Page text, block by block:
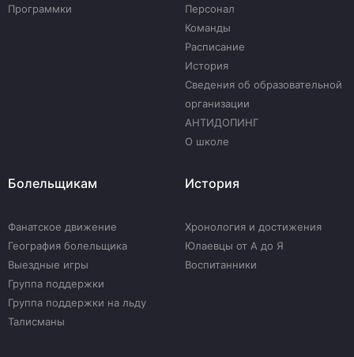
Программки
Персонал
Команды
Расписание
История
Сведения об образовательной
организации
АНТИДОПИНГ
О школе
Болельщикам
Фанатское движение
География болельщика
Выездные игры
Группа поддержки
Группа поддержки на льду
Талисманы
История
Хронология и достижения
Юлаевцы от А до Я
Воспитанники